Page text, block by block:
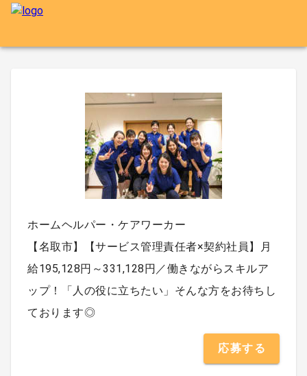
ホームヘルパー・ケアワーカー
【名取市】【サービス管理責任者×契約社員】月
給195,128円～331,128円／働きながらスキルア
ップ！「人の役に立ちたい」そんな方をお待ちし
ております◎
応募する